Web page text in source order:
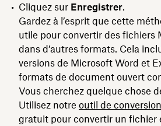
Cliquez sur Enregistrer.
Gardez à l’esprit que cette
utile pour convertir des fichiers
dans d’autres formats. Cela
versions de Microsoft Word et
formats de document ouvert
Vous cherchez quelque chose
Utilisez notre outil de
gratuit pour convertir un fichier